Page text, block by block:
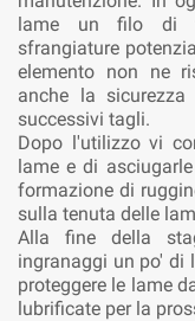
lame un filo di
sfrangiature
elemento non ne
anche la
successivi tagli.
Dopo l'utilizzo vi
lame e di
formazione di
sulla tenuta delle
Alla fine della
ingranaggi un po' di
proteggere le lame
lubrificate per la